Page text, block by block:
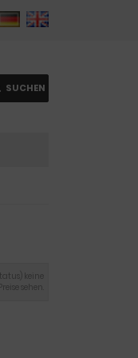
SUCHEN
keine
sehen.